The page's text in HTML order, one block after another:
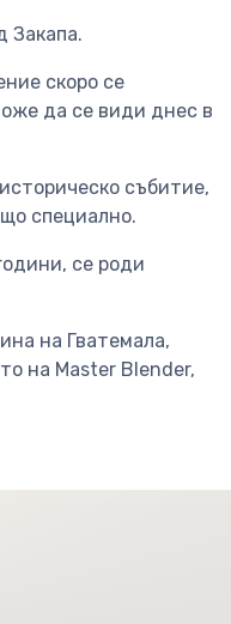
Закапа.
скоро се
да се види днес в
събитие,
специално.
се роди
на Гватемала,
на Master Blender,